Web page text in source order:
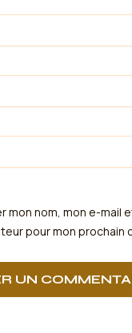
mon nom, mon e-mail
pour mon prochain